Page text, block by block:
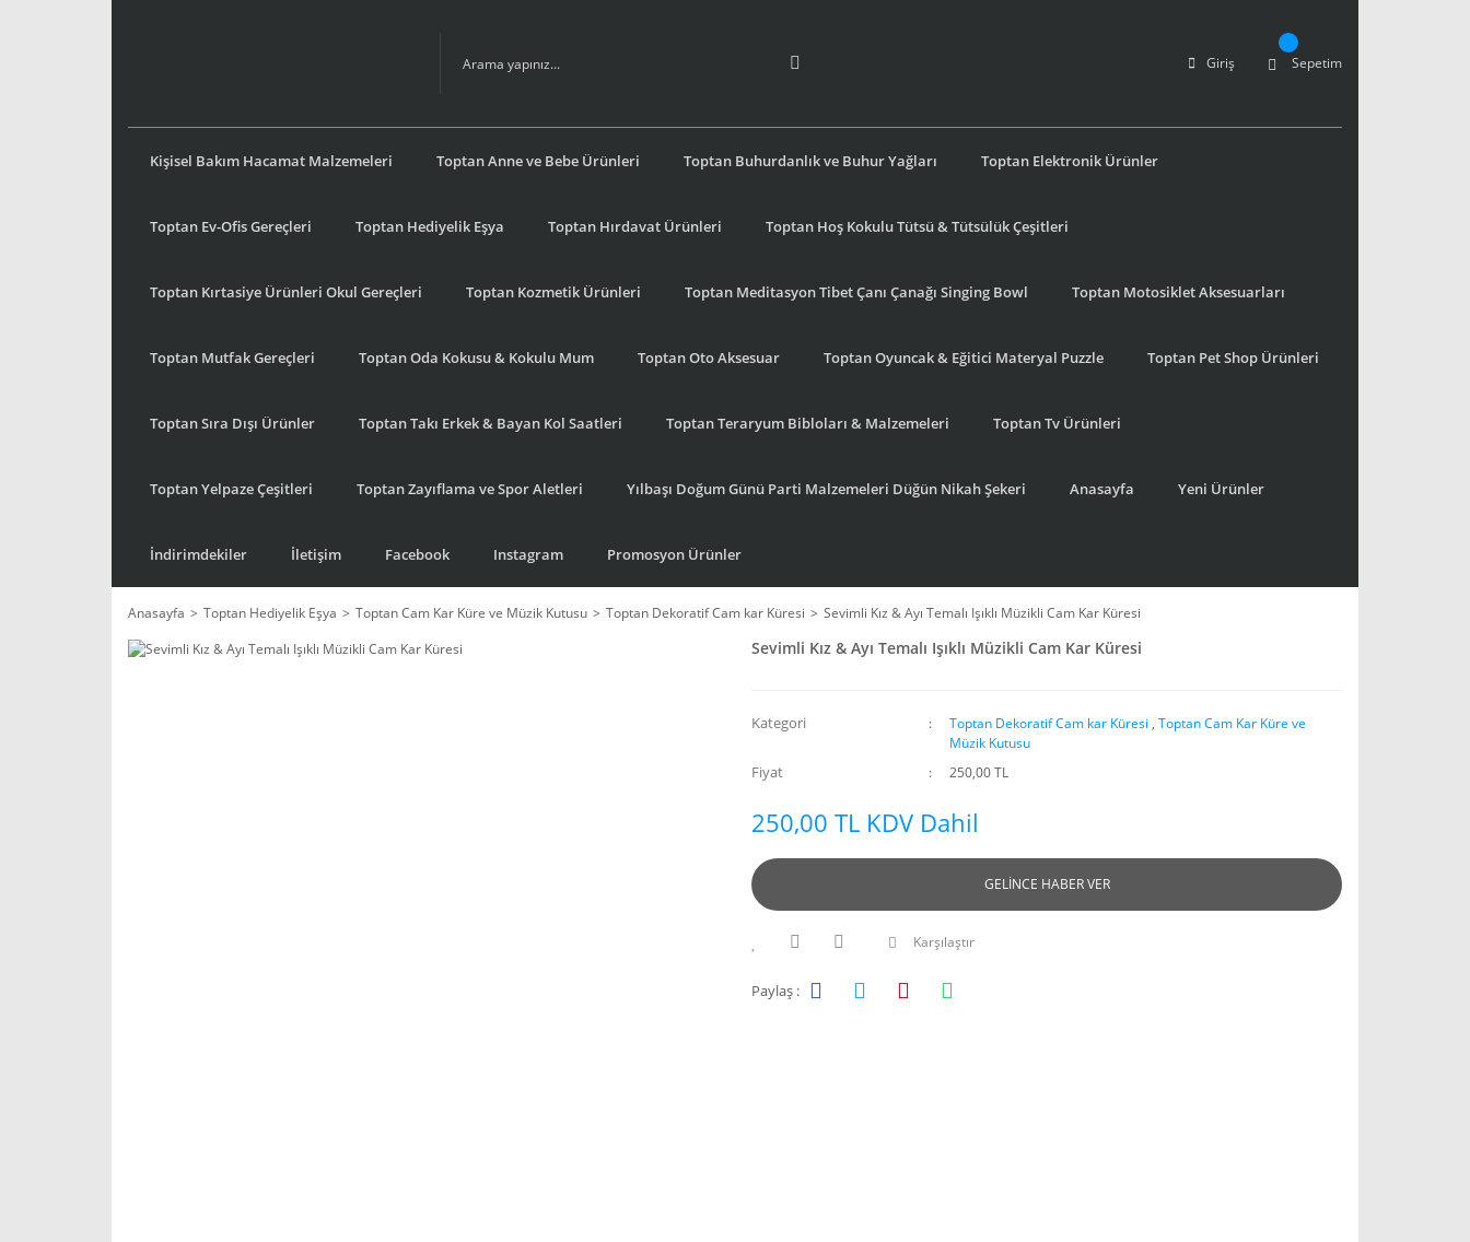
Giriş Sepetim
Kişisel Bakım Hacamat Malzemeleri Toptan Anne ve Bebe Ürünleri Toptan Buhurdanlık ve Buhur Yağları Toptan Elektronik Ürünler
Toptan Ev-Ofis Gereçleri Toptan Hediyelik Eşya Toptan Hırdavat Ürünleri Toptan Hoş Kokulu Tütsü & Tütsülük Çeşitleri
Toptan Kırtasiye Ürünleri Okul Gereçleri Toptan Kozmetik Ürünleri Toptan Meditasyon Tibet Çanı Çanağı Singing Bowl Toptan Motosiklet Aksesuarları
Toptan Mutfak Gereçleri Toptan Oda Kokusu & Kokulu Mum Toptan Oto Aksesuar Toptan Oyuncak & Eğitici Materyal Puzzle Toptan Pet Shop Ürünleri
Toptan Sıra Dışı Ürünler Toptan Takı Erkek & Bayan Kol Saatleri Toptan Teraryum Bibloları & Malzemeleri Toptan Tv Ürünleri
Toptan Yelpaze Çeşitleri Toptan Zayıflama ve Spor Aletleri Yılbaşı Doğum Günü Parti Malzemeleri Düğün Nikah Şekeri Anasayfa Yeni Ürünler
İndirimdekiler İletişim Facebook Instagram Promosyon Ürünler
Anasayfa Toptan Hediyelik Eşya Toptan Cam Kar Küre ve Müzik Kutusu Toptan Dekoratif Cam kar Küresi Sevimli Kız & Ayı Temalı Işıklı Müzikli Cam Kar Küresi
Sevimli Kız & Ayı Temalı Işıklı Müzikli Cam Kar Küresi
Kategori Toptan Dekoratif Cam kar Küresi , Toptan Cam Kar Küre ve
Müzik Kutusu
Fiyat 250,00 TL
250,00 TL KDV Dahil
GELİNCE HABER VER
Karşılaştır
Paylaş :